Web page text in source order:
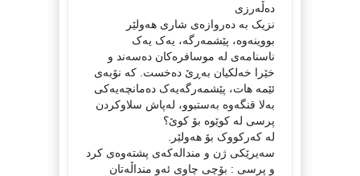
دەڵەرزی
نزیک بە دەروازەی شاری هەولێر
بووینەوە، پێشمەرگە، یەک یەک
ناسنامەی لە موسافرەکان دەسەند و
خێرا خەلکیان بەڕێ دەخست. کە نۆبەی
ئێمە هات، پێشمەرگەیەک دەمانچەیەکی
بەلا قنگەوە بەستبوو، لەپاش سلاوکردن
پرسی لە کوێوە بۆ کوێ؟
لە کەرکووک بۆ هەولێر.
سەیرێکی ژن و مندالەکەی پشتەوەی کرد
و پرسی : بۆچی چاوی ئەو منداڵەتان